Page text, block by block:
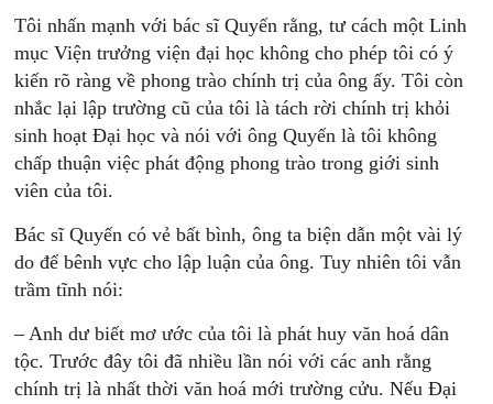
Tôi nhấn mạnh với bác sĩ Quyến rằng, tư cách một Linh
mục Viện trưởng viện đại học không cho phép tôi có ý
kiến rõ ràng về phong trào chính trị của ông ấy. Tôi còn
nhắc lại lập trường cũ của tôi là tách rời chính trị khỏi
sinh hoạt Đại học và nói với ông Quyến là tôi không
chấp thuận việc phát động phong trào trong giới sinh
viên của tôi.
Bác sĩ Quyến có vẻ bất bình, ông ta biện dẫn một vài lý
do để bênh vực cho lập luận của ông. Tuy nhiên tôi vẫn
trầm tĩnh nói:
– Anh dư biết mơ ước của tôi là phát huy văn hoá dân
tộc. Trước đây tôi đã nhiều lần nói với các anh rằng
chính trị là nhất thời văn hoá mới trường cửu. Nếu Đại